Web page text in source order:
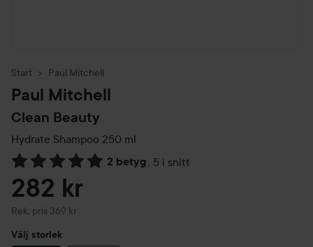
Start Paul Mitchell
Paul Mitchell
Clean Beauty
Hydrate Shampoo 250 ml
2 betyg , 5 i snitt
Hoppa till Betyg & kommentarer
282 kr
Rek. pris 369 kr
Rekommenderat pris 369 kr
Välj storlek